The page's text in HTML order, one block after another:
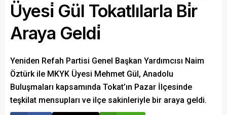
Üyesi̇ Gül Tokatlılarla Bi̇r
Araya Geldi̇
Yeniden Refah Partisi Genel Başkan Yardımcısı Naim
Öztürk ile MKYK Üyesi Mehmet Gül, Anadolu
Buluşmaları kapsamında Tokat’ın Pazar İlçesinde
teşkilat mensupları ve ilçe sakinleriyle bir araya geldi.